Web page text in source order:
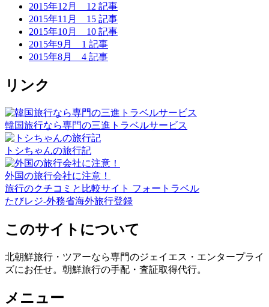
2015年12月 12 記事
2015年11月 15 記事
2015年10月 10 記事
2015年9月 1 記事
2015年8月 4 記事
リンク
韓国旅行なら専門の三進トラベルサービス
トシちゃんの旅行記
外国の旅行会社に注意！
旅行のクチコミと比較サイト フォートラベル
たびレジ-外務省海外旅行登録
このサイトについて
北朝鮮旅行・ツアーなら専門のジェイエス・エンタープライ
ズにお任せ。朝鮮旅行の手配・査証取得代行。
メニュー